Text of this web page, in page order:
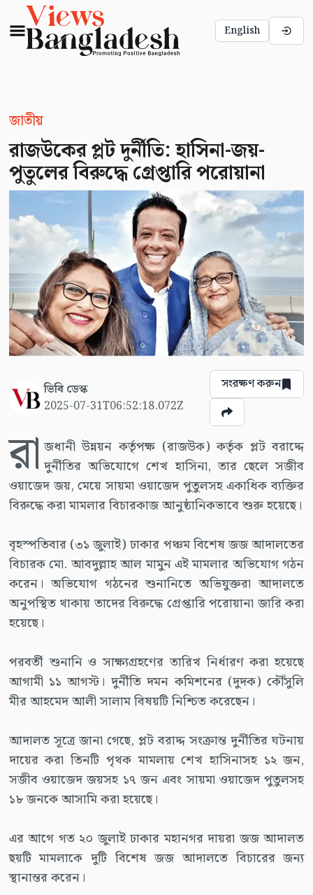
English
জাতীয়
রাজউকের প্লট দুর্নীতি: হাসিনা-জয়-
পুতুলের বিরুদ্ধে গ্রেপ্তারি পরোয়ানা
ভিবি ডেস্ক
2025-07-31T06:52:18.072Z
সংরক্ষণ করুন
রা জধানী উন্নয়ন কর্তৃপক্ষ (রাজউক) কর্তৃক প্লট বরাদ্দে
দুর্নীতির অভিযোগে শেখ হাসিনা, তার ছেলে সজীব
ওয়াজেদ জয়, মেয়ে সায়মা ওয়াজেদ পুতুলসহ একাধিক ব্যক্তির
বিরুদ্ধে করা মামলার বিচারকাজ আনুষ্ঠানিকভাবে শুরু হয়েছে।
বৃহস্পতিবার (৩১ জুলাই) ঢাকার পঞ্চম বিশেষ জজ আদালতের
বিচারক মো. আবদুল্লাহ আল মামুন এই মামলার অভিযোগ গঠন
করেন। অভিযোগ গঠনের শুনানিতে অভিযুক্তরা আদালতে
অনুপস্থিত থাকায় তাদের বিরুদ্ধে গ্রেপ্তারি পরোয়ানা জারি করা
হয়েছে।
পরবর্তী শুনানি ও সাক্ষ্যগ্রহণের তারিখ নির্ধারণ করা হয়েছে
আগামী ১১ আগস্ট। দুর্নীতি দমন কমিশনের (দুদক) কৌঁসুলি
মীর আহমেদ আলী সালাম বিষয়টি নিশ্চিত করেছেন।
আদালত সূত্রে জানা গেছে, প্লট বরাদ্দ সংক্রান্ত দুর্নীতির ঘটনায়
দায়ের করা তিনটি পৃথক মামলায় শেখ হাসিনাসহ ১২ জন,
সজীব ওয়াজেদ জয়সহ ১৭ জন এবং সায়মা ওয়াজেদ পুতুলসহ
১৮ জনকে আসামি করা হয়েছে।
এর আগে গত ২০ জুলাই ঢাকার মহানগর দায়রা জজ আদালত
ছয়টি মামলাকে দুটি বিশেষ জজ আদালতে বিচারের জন্য
স্থানান্তর করেন।